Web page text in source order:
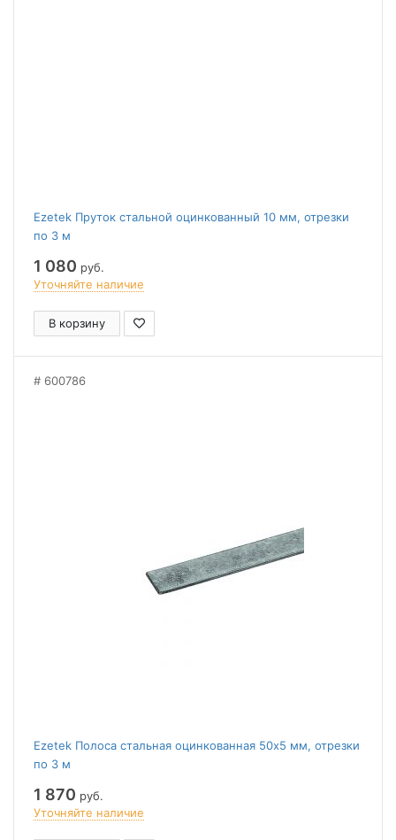
Ezetek Пруток стальной оцинкованный 10 мм, отрезки
по 3 м
1 080 руб.
Уточняйте наличие
В корзину
600786
Ezetek Полоса стальная оцинкованная 50х5 мм, отрезки
по 3 м
1 870 руб.
Уточняйте наличие